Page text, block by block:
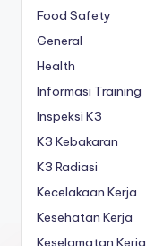
Food Safety
General
Health
Informasi Training
Inspeksi K3
K3 Kebakaran
K3 Radiasi
Kecelakaan Kerja
Kesehatan Kerja